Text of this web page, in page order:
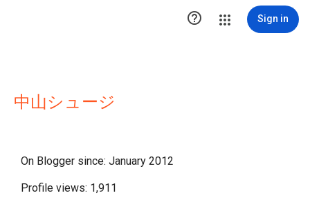
 Sign in
中山シュージ
On Blogger since: January 2012
Profile views: 1,911